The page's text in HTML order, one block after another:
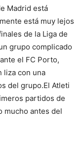
Madrid está
está muy lejos
de la Liga de
grupo complicado
el FC Porto,
liza con una
del grupo.El Atleti
partidos de
mucho antes del